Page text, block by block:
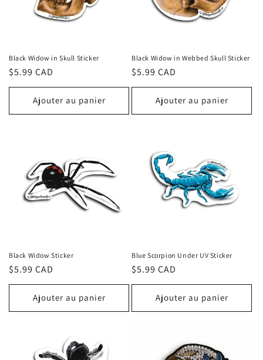
Black Widow in Skull Sticker
Prix
habituel
$5.99 CAD
Ajouter au panier
Black Widow in Webbed Skull Sticker
Prix
habituel
$5.99 CAD
Ajouter au panier
Black Widow Sticker
Prix
habituel
$5.99 CAD
Ajouter au panier
Blue Scorpion Under UV Sticker
Prix
habituel
$5.99 CAD
Ajouter au panier